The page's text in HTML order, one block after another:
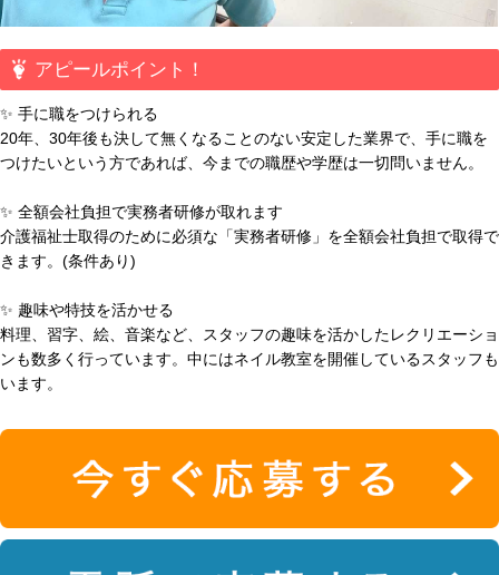
アピールポイント！
✨ 手に職をつけられる
20年、30年後も決して無くなることのない安定した業界で、手に職を
つけたいという方であれば、今までの職歴や学歴は一切問いません。
✨ 全額会社負担で実務者研修が取れます
介護福祉士取得のために必須な「実務者研修」を全額会社負担で取得で
きます。(条件あり)
✨ 趣味や特技を活かせる
料理、習字、絵、音楽など、スタッフの趣味を活かしたレクリエーショ
ンも数多く行っています。中にはネイル教室を開催しているスタッフも
います。